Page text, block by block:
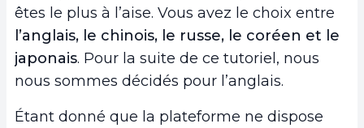
êtes le plus à l’aise. Vous avez le choix entre
l’anglais, le chinois, le russe, le coréen et le
japonais. Pour la suite de ce tutoriel, nous
nous sommes décidés pour l’anglais.
Étant donné que la plateforme ne dispose